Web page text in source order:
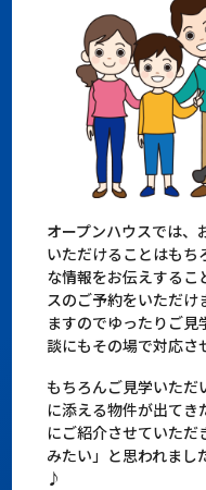
オープンハウスでは、
いただけることはもち
な情報をお伝えするこ
スのご予約をいただ
ますのでゆったりご
談にもその場で対応さ
もちろんご見学いた
に添える物件が出て
にご紹介させていただ
みたい」と思われまし
♪